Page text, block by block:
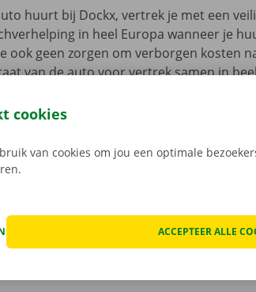
huurt bij Dockx, vertrek je met een
in heel Europa wanneer je
ook geen zorgen om verborgen kosten
van de auto voor vertrek samen in
cookies
van cookies om jou een optimale
ACCEPTEER ALLE